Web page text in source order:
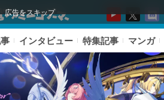
広告をスキップ
インタビュー 特集記事 マンガ